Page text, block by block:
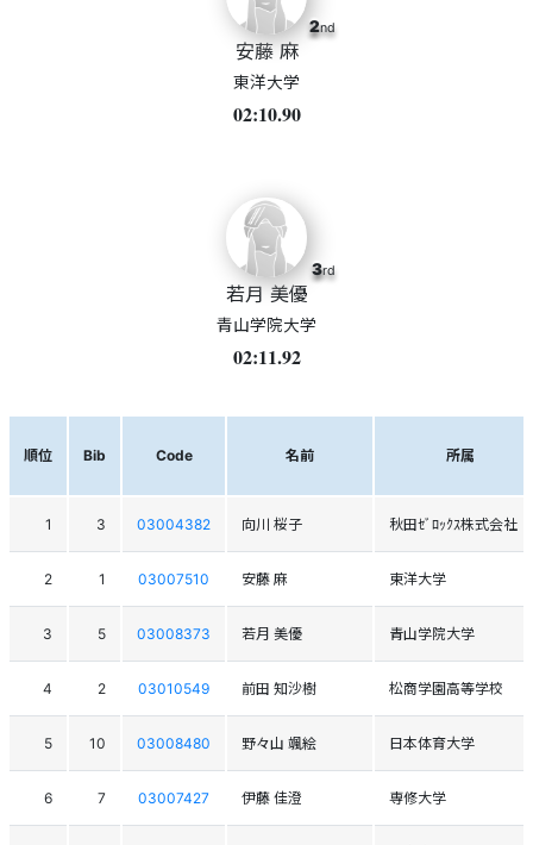
2nd
安藤 麻
東洋大学
02:10.90
3rd
若月 美優
青山学院大学
02:11.92
順位 Bib Code 名前 所属
1 3 03004382 向川 桜子 秋田ｾﾞﾛｯｸｽ株式会社
2 1 03007510 安藤 麻 東洋大学
3 5 03008373 若月 美優 青山学院大学
4 2 03010549 前田 知沙樹 松商学園高等学校
5 10 03008480 野々山 颯絵 日本体育大学
6 7 03007427 伊藤 佳澄 専修大学